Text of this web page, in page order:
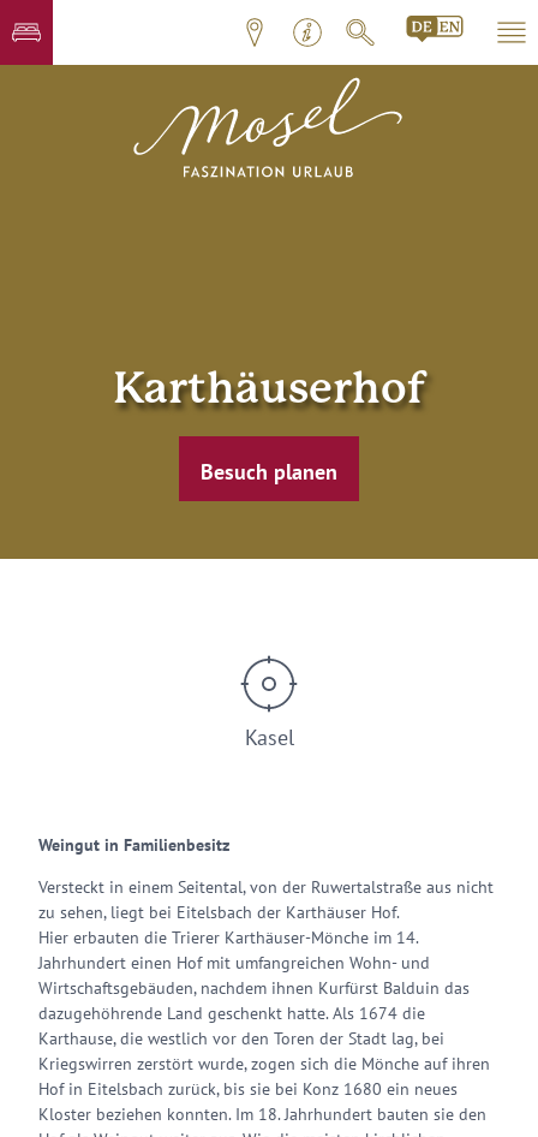
Karthäuserhof
Besuch planen
Kasel
Weingut in Familienbesitz
Versteckt in einem Seitental, von der Ruwertalstraße aus nicht
zu sehen, liegt bei Eitelsbach der Karthäuser Hof.
Hier erbauten die Trierer Karthäuser-Mönche im 14.
Jahrhundert einen Hof mit umfangreichen Wohn- und
Wirtschaftsgebäuden, nachdem ihnen Kurfürst Balduin das
dazugehöhrende Land geschenkt hatte. Als 1674 die
Karthause, die westlich vor den Toren der Stadt lag, bei
Kriegswirren zerstört wurde, zogen sich die Mönche auf ihren
Hof in Eitelsbach zurück, bis sie bei Konz 1680 ein neues
Kloster beziehen konnten. Im 18. Jahrhundert bauten sie den